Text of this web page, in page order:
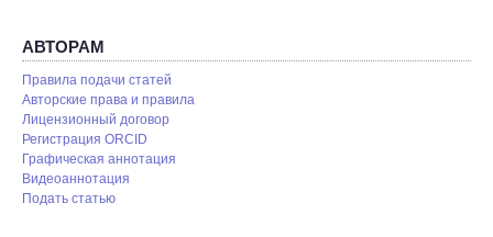
АВТОРАМ
Правила подачи статей
Авторские права и правила
Лицензионный договор
Регистрация ORCID
Графическая аннотация
Видеоаннотация
Подать статью